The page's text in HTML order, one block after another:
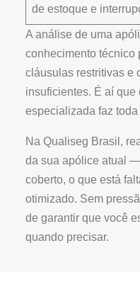
de estoque e
A análise de uma
conhecimento técnico
cláusulas restritivas e
insuficientes. É aí que
especializada faz
Na Qualiseg Brasil,
da sua apólice atual
coberto, o que está
otimizado. Sem
de garantir que você
quando precisar.